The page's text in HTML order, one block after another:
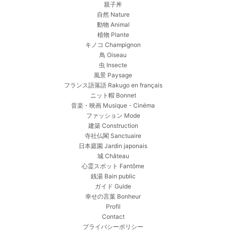
親子丼
自然 Nature
動物 Animal
植物 Plante
キノコ Champignon
鳥 Oiseau
虫 Insecte
風景 Paysage
フランス語落語 Rakugo en français
ニット帽 Bonnet
音楽・映画 Musique・Cinéma
ファッション Mode
建築 Construction
寺社仏閣 Sanctuaire
日本庭園 Jardin japonais
城 Château
心霊スポット Fantôme
銭湯 Bain public
ガイド Guide
幸せの言葉 Bonheur
Profil
Contact
プライバシーポリシー